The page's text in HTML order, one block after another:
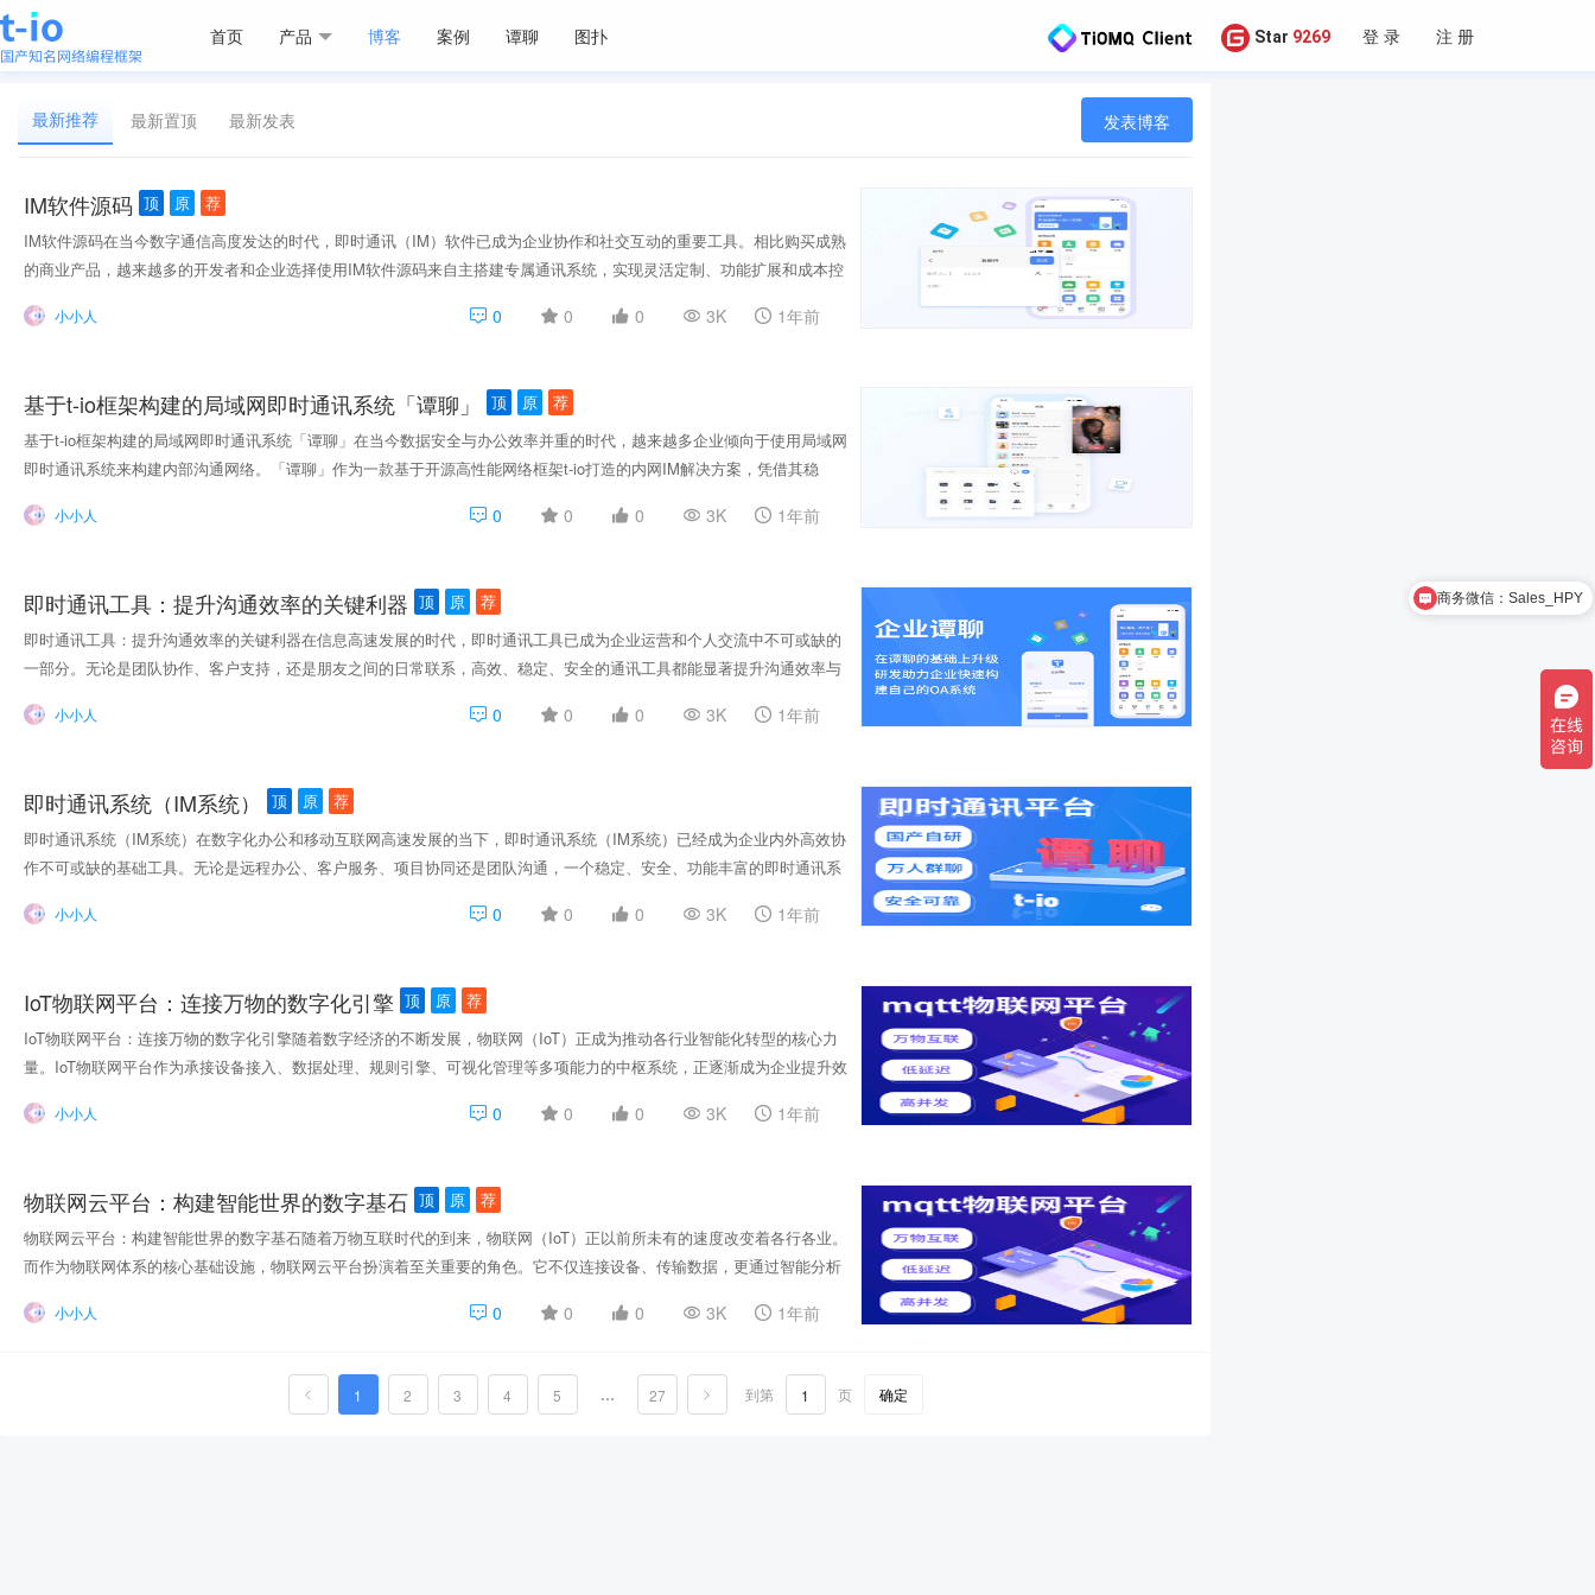
首页 产品 博客 案例 谭聊 图扑 Star 9269 登 录 注 册
最新推荐 最新置顶 最新发表 发表博客
IM软件源码 顶 原
荐
IM软件源码在当今数字通信高度发达的时代，即时通讯（IM）软件已成为企业协作和社交互动的重要工具。相比购买成熟
的商业产品，越来越多的开发者和企业选择使用IM软件源码来自主搭建专属通讯系统，实现灵活定制、功能扩展和成本控
目需求灵活集成私聊、群聊、音视频通话、文件传输、消息撤回、已读回执、消息漫游等核心功能。通过源码部署，系统
互设计，还能深度优化后端架构，包括消息队列、数据库设计、负载均衡、服务器集群等，从而满足高并发、大用户量的
业务需求。 市场上主流的开源或商业IM源码框架，如基于Java NIO框架的t-io、基于Go语言或Netty构建的IM系统，也广
受欢迎。特别是像谭聊这类支持企业级私有化部署的IM软件，不仅提供完善的功能支持，还拥有高安全性的消息加密机制
小小人 0 0 0 3K 1年前
基于t-io框架构建的局域网即时通讯系统「谭聊」 顶 原
荐
基于t-io框架构建的局域网即时通讯系统「谭聊」在当今数据安全与办公效率并重的时代，越来越多企业倾向于使用局域网
即时通讯系统来构建内部沟通网络。「谭聊」作为一款基于开源高性能网络框架t-io打造的内网IM解决方案，凭借其稳
全运行于企业内部网络之中，实现点对点消息收发、群聊协作、文件传输、远程协助、系统广播等功能，真正做到数据不
局域网办公场景，也能支持大型企业园区或工厂车间的多区域通信需求。 在制造业、教育行业、医疗机构、政务单位等对
内网通讯有特殊要求的场景中，「谭聊」提供了高性能的本地部署能力，不仅保障信息安全，还能为企业节省外网通讯成
本。 选择「谭聊」，让沟通更高效，让数据更安全。基于t-io构建的局域网即时通讯系统，是实现数字化办公与私有化通
小小人 0 0 0 3K 1年前
即时通讯工具：提升沟通效率的关键利器 顶 原
荐
即时通讯工具：提升沟通效率的关键利器在信息高速发展的时代，即时通讯工具已成为企业运营和个人交流中不可或缺的
一部分。无论是团队协作、客户支持，还是朋友之间的日常联系，高效、稳定、安全的通讯工具都能显著提升沟通效率与
求。从微信、Slack、WhatsApp到专为企业打造的“谭聊”、“钉钉”等软件，这些工具以其强大的功能和便捷的使用方式，深
统打通，实现无缝协作。 在多终端使用场景下，跨平台兼容性也是评价即时通讯工具好坏的重要标准。一款优秀的工具，
应该能同时支持iOS、Android、Windows、macOS等系统，确保用户随时随地都能流畅沟通。 此外，随着AI技术的发
展，智能客服、语义识别、自动翻译、实时字幕等智能功能也逐步融入即时通讯工具中，进一步提升了交互体验和工作效
小小人 0 0 0 3K 1年前
即时通讯系统（IM系统） 顶 原
荐
即时通讯系统（IM系统）在数字化办公和移动互联网高速发展的当下，即时通讯系统（IM系统）已经成为企业内外高效协
作不可或缺的基础工具。无论是远程办公、客户服务、项目协同还是团队沟通，一个稳定、安全、功能丰富的即时通讯系
音视频通话、聊天记录存储等多种能力，广泛适用于企业、政务、医疗、教育、金融、游戏等多个场景。相比传统沟通方
备稳定的离线消息处理机制与消息持久化能力，确保数据可靠送达。优秀的IM系统还应支持跨平台开发，覆盖iOS、
Android、Web、Windows、Mac等主流终端，实现随时随地无障碍沟通。 例如“谭聊”等基于 t-io 开源框架打造的即时通讯
产品，在性能、安全性、灵活性方面表现突出，支持私有部署、公有云接入、SDK快速集成，满足从中小团队到大型企业
小小人 0 0 0 3K 1年前
IoT物联网平台：连接万物的数字化引擎 顶 原
荐
IoT物联网平台：连接万物的数字化引擎随着数字经济的不断发展，物联网（IoT）正成为推动各行业智能化转型的核心力
量。IoT物联网平台作为承接设备接入、数据处理、规则引擎、可视化管理等多项能力的中枢系统，正逐渐成为企业提升效
数据采集处理、实时消息通信、灵活的规则引擎、安全的数据传输机制、多协议适配能力、以及强大的可视化监控与运维
等多个领域。例如，在智能制造中，IoT平台可实时采集工厂中各类设备的数据，形成统一的监控视图，对设备运行状态进
行分析和预测性维护，避免故障停产。在智慧城市建设中，IoT平台可以对环境监测、交通信号、路灯、电表等设备进行统
一管理，实现城市治理的智能化和精细化。 以t-io为核心技术构建的物联网平台，在高性能通信框架层具备显著优势。它
小小人 0 0 0 3K 1年前
物联网云平台：构建智能世界的数字基石 顶 原
荐
物联网云平台：构建智能世界的数字基石随着万物互联时代的到来，物联网（IoT）正以前所未有的速度改变着各行各业。
而作为物联网体系的核心基础设施，物联网云平台扮演着至关重要的角色。它不仅连接设备、传输数据，更通过智能分析
数据采集、规则处理和应用集成的云端系统，通常具备设备接入管理、数据存储分析、权限控制、可视化监控等核心能
度。 核心功能优势 海量设备接入：支持多种协议（如MQTT、CoAP、LwM2M等），满足不同终端的连接需求，轻松实
现数百万级设备并发连接。实时数据处理：内置高性能规则引擎，支持边缘计算与云端协同处理，实现毫秒级的数据响应
小小人 0 0 0 3K 1年前
1 2 3 4 5 … 27 到第 页 确定
商务微信：Sales_HPY